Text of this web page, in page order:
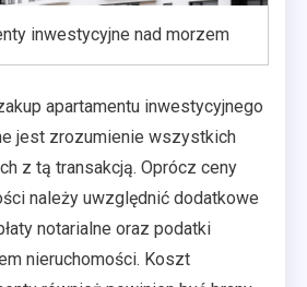
inwestycyjne nad morzem
apartamentu inwestycyjnego
jest zrozumienie wszystkich
z tą transakcją. Oprócz ceny
należy uwzględnić dodatkowe
notarialne oraz podatki
nieruchomości. Koszt